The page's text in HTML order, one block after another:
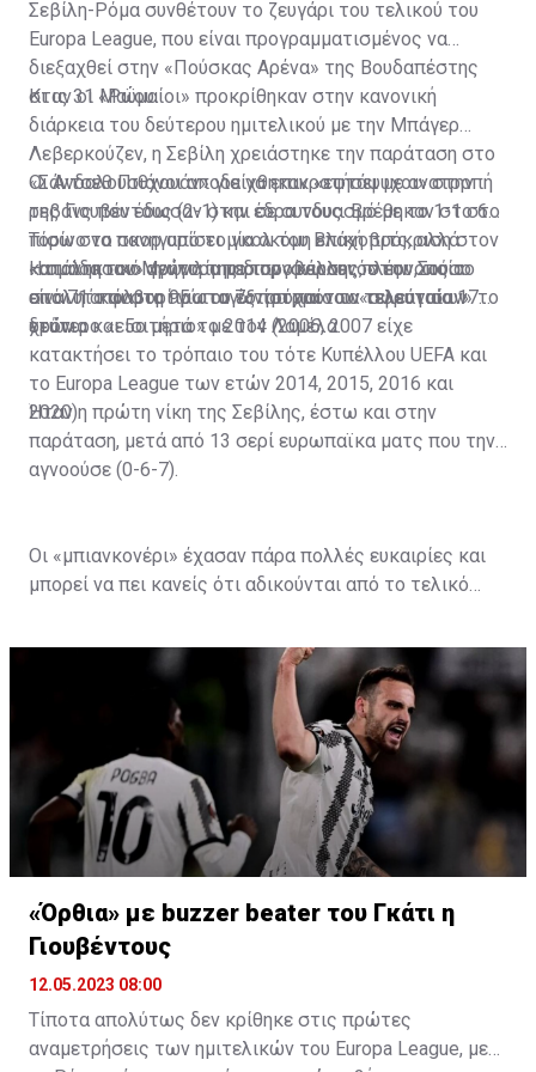
Σεβίλη-Ρόμα συνθέτουν το ζευγάρι του τελικού του
Europa League, που είναι προγραμματισμένος να
διεξαχθεί στην «Πούσκας Αρένα» της Βουδαπέστης
στις 31 Μαΐου.
Κι αν οι «Ρωμαίοι» προκρίθηκαν στην κανονική
διάρκεια του δεύτερου ημιτελικού με την Μπάγερ
Λεβερκούζεν, η Σεβίλη χρειάστηκε την παράταση στο
«Σάντσεθ Πιθχουάν» για να επικρατήσει με ανατροπή
της Γιουβέντους (2-1) και σε συνδυασμό με το 1-1 στο
Τορίνο να πανηγυρίσει μία ακόμη επική πρόκριση στον
καταληκτικό αγώνα της διοργάνωσης, στην οποία
είναι η απόλυτη πρωταγωνίστρια των τελευταίων
ετών.
Οι Ανδαλουσιάνοι αποδείχθηκαν «εφτάψυχοι» στην
ρεβάνς που έδωσαν στην έδρα τους. Βρέθηκαν στο 65΄
πίσω στο σκορ από το γκολ του Βλάχοβιτς, αλλά
«απάντησαν» γρήγορα με τον «κεραυνό» του Σούσο
στο 71΄ και στο 95΄ του έξτρα χρόνου «σφράγισαν» το
δεύτερο «εισιτήριο» με τον Λαμέλα.
Η ομάδα του Μεντιλίμπαρ προβάλλει, πλέον, ως το
απόλυτο φαβορί για το 7ο τρόπαιο τα τελευταία 17
χρόνια και 5ο μετά το 2014 (2006, 2007 είχε
κατακτήσει το τρόπαιο του τότε Κυπέλλου UEFA και
το Europa League των ετών 2014, 2015, 2016 και
2020).
Ήταν η πρώτη νίκη της Σεβίλης, έστω και στην
παράταση, μετά από 13 σερί ευρωπαϊκα ματς που την
αγνοούσε (0-6-7).
Οι «μπιανκονέρι» έχασαν πάρα πολλές ευκαιρίες και
μπορεί να πει κανείς ότι αδικούνται από το τελικό
αγωνιστικό χώρο. Δεν θα μπορέσει, όμως, να
διεκδικήσει το μοναδικό τρόπαιο που τους είχε
απομείνει για την τρέχουσα σεζόν, μιας και δεν
μπορούν να το κάνουν στις εγχώριες διοργανώσεις.
«Όρθια» με buzzer beater του Γκάτι η
Γιουβέντους
12.05.2023 08:00
Τίποτα απολύτως δεν κρίθηκε στις πρώτες
αναμετρήσεις των ημιτελικών του Europa League, με